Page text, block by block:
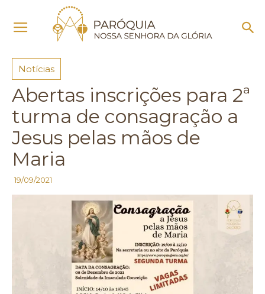
Notícias
Notícias
Abertas inscrições para 2ª
turma de consagração a
Jesus pelas mãos de
Maria
19/09/2021